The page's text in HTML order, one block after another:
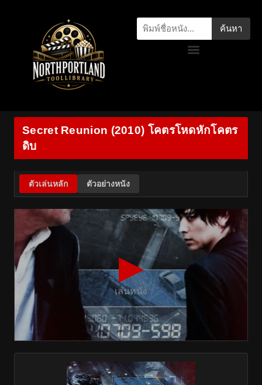
ค้นหา
Secret Reunion (2010) โคตรโหดหักโคตร
ดิบ
ตัวเล่นหลัก ตัวอย่างหนัง
▶
เล่นหนัง